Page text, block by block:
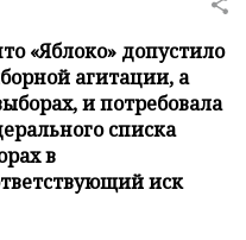
«Яблоко» допустило
агитации, а
и потребовала
списка
в
иск